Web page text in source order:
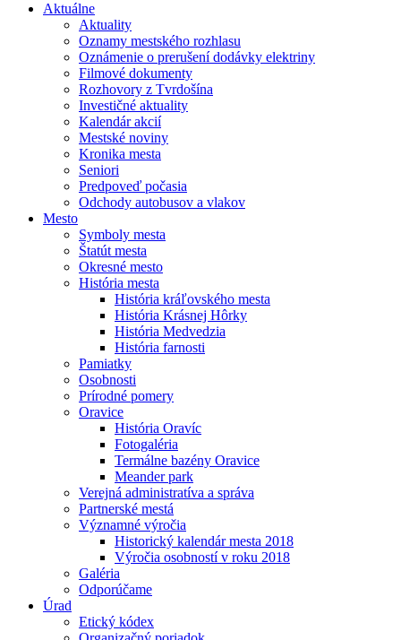
Aktuálne
Aktuality
Oznamy mestského rozhlasu
Oznámenie o prerušení dodávky elektriny
Filmové dokumenty
Rozhovory z Tvrdošína
Investičné aktuality
Kalendár akcií
Mestské noviny
Kronika mesta
Seniori
Predpoveď počasia
Odchody autobusov a vlakov
Mesto
Symboly mesta
Štatút mesta
Okresné mesto
História mesta
História kráľovského mesta
História Krásnej Hôrky
História Medvedzia
História farnosti
Pamiatky
Osobnosti
Prírodné pomery
Oravice
História Oravíc
Fotogaléria
Termálne bazény Oravice
Meander park
Verejná administratíva a správa
Partnerské mestá
Významné výročia
Historický kalendár mesta 2018
Výročia osobností v roku 2018
Galéria
Odporúčame
Úrad
Etický kódex